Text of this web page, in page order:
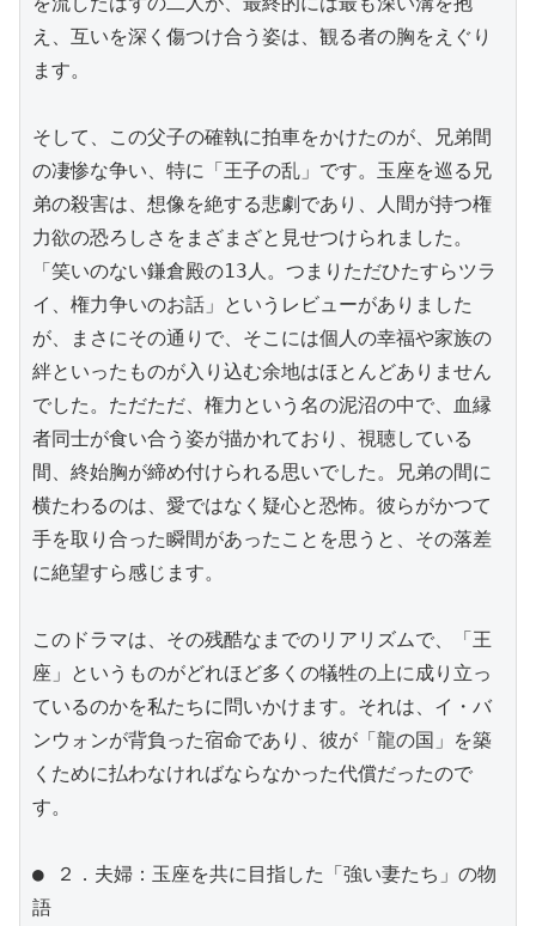
え、互いを深く傷つけ合う姿は、観る者の胸をえぐり
ます。
そして、この父子の確執に拍車をかけたのが、兄弟間
の凄惨な争い、特に「王子の乱」です。玉座を巡る兄
弟の殺害は、想像を絶する悲劇であり、人間が持つ権
力欲の恐ろしさをまざまざと見せつけられました。
「笑いのない鎌倉殿の13人。つまりただひたすらツラ
イ、権力争いのお話」というレビューがありました
が、まさにその通りで、そこには個人の幸福や家族の
絆といったものが入り込む余地はほとんどありません
でした。ただただ、権力という名の泥沼の中で、血縁
者同士が食い合う姿が描かれており、視聴している
間、終始胸が締め付けられる思いでした。兄弟の間に
横たわるのは、愛ではなく疑心と恐怖。彼らがかつて
手を取り合った瞬間があったことを思うと、その落差
に絶望すら感じます。
このドラマは、その残酷なまでのリアリズムで、「王
座」というものがどれほど多くの犠牲の上に成り立っ
ているのかを私たちに問いかけます。それは、イ・バ
ンウォンが背負った宿命であり、彼が「龍の国」を築
くために払わなければならなかった代償だったので
す。
● ２．夫婦：玉座を共に目指した「強い妻たち」の物
語